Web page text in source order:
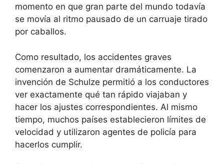
momento en que gran parte del mundo todavía
se movía al ritmo pausado de un carruaje tirado
por caballos.
Como resultado, los accidentes graves
comenzaron a aumentar dramáticamente. La
invención de Schulze permitió a los conductores
ver exactamente qué tan rápido viajaban y
hacer los ajustes correspondientes. Al mismo
tiempo, muchos países establecieron límites de
velocidad y utilizaron agentes de policía para
hacerlos cumplir.